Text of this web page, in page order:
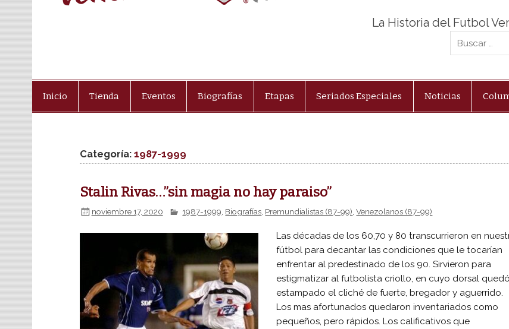
La Historia del Futbol
Inicio Tienda Eventos Biografías Etapas Seriados Especiales Noticias
Categoría: 1987-1999
Stalin Rivas…”sin magia no hay paraiso”
noviembre 17, 2020 1987-1999 Biografías Premundialistas (87-99) ,Venezolanos (87-99)
Las décadas de los 60,70 y 80 transcurrieron en
fútbol para decantar las condiciones que le tocarían
enfrentar al predestinado de los 90. Sirvieron para
estigmatizar al futbolista criollo, en cuyo dorsal quedó
estampado el cliché de fuerte, bregador y aguerrido.
Los mas afortunados quedaron inventariados como
pequeños, pero rápidos. Los calificativos que